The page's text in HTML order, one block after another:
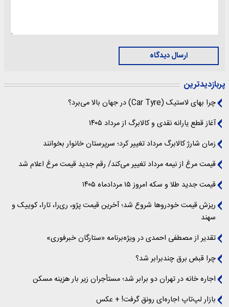
ارسال دیدگاه
پربازدیدترین
چرا بهای لاستیک (Car Tyre) در جهان بالا می‌برد؟
آغاز قطع یارانه نقدی و کالابرگ از مرداد ۱۴۰۵
زمان شارژ کالابرگ مرداد تغییر کرد؛ سرپرستان خانوار بخوانند
قیمت مرغ از نیمه مرداد تغییر می‌کند/ رقم جدید قیمت مرغ اعلام شد
قیمت جدید طلا و سکه امروز ۱۵ مردادماه ۱۴۰۵
ریزش قیمت خودروها شروع شد؛ آخرین قیمت پژو، ری‌را، تارا، کوییک و
سهند
تقدیر از مصطفی احمدی در ویژه‌برنامه «ستارگان خبرفوری»
چرا قبض برق چندبرابر شد؟
اجاره خانه در تهران دو برابر شد؛ مستأجران زیر بار هزینه مسکن
بازار لپ‌تاپ اجاره‌ای رونق گرفت! + عکس